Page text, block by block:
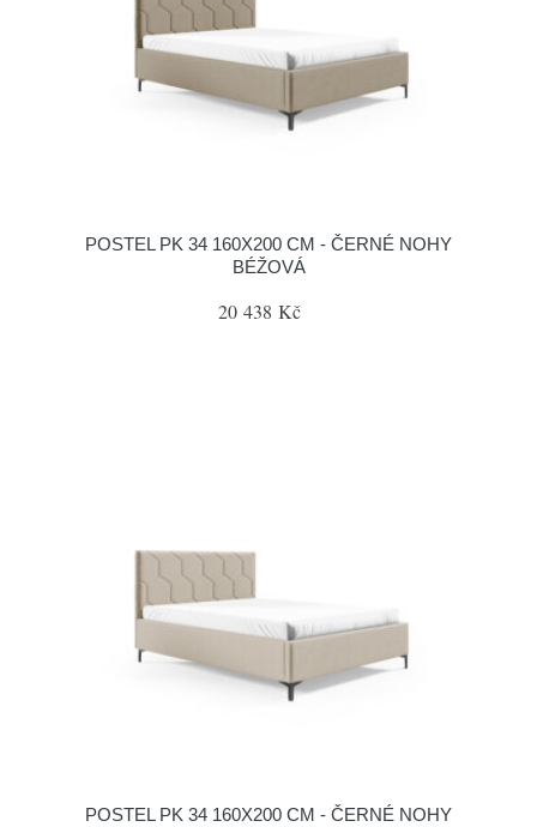
POSTEL PK 34 160X200 CM - ČERNÉ NOHY
BÉŽOVÁ
20 438 Kč
POSTEL PK 34 160X200 CM - ČERNÉ NOHY